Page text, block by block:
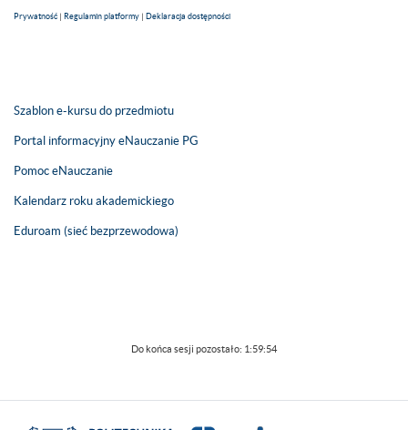
Prywatność | Regulamin platformy | Deklaracja dostępności
Szablon e-kursu do przedmiotu
Portal informacyjny eNauczanie PG
Pomoc eNauczanie
Kalendarz roku akademickiego
Eduroam (sieć bezprzewodowa)
Do końca sesji pozostało: 1:59:54